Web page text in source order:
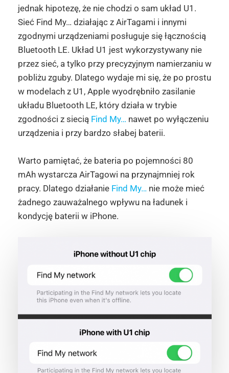
jednak hipotezę, że nie chodzi o sam układ U1.
Sieć Find My… działając z AirTagami i innymi
zgodnymi urządzeniami posługuje się łącznością
Bluetooth LE. Układ U1 jest wykorzystywany nie
przez sieć, a tylko przy precyzyjnym namierzaniu w
pobliżu zguby. Dlatego wydaje mi się, że po prostu
w modelach z U1, Apple wyodrębniło zasilanie
układu Bluetooth LE, który działa w trybie
zgodności z siecią Find My… nawet po wyłączeniu
urządzenia i przy bardzo słabej baterii.
Warto pamiętać, że bateria po pojemności 80
mAh wystarcza AirTagowi na przynajmniej rok
pracy. Dlatego działanie Find My… nie może mieć
żadnego zauważalnego wpływu na ładunek i
kondycję baterii w iPhone.